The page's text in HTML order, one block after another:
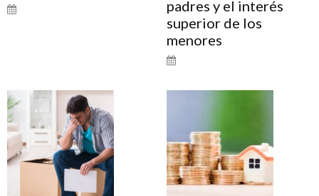
padres y el interés
superior de los
menores